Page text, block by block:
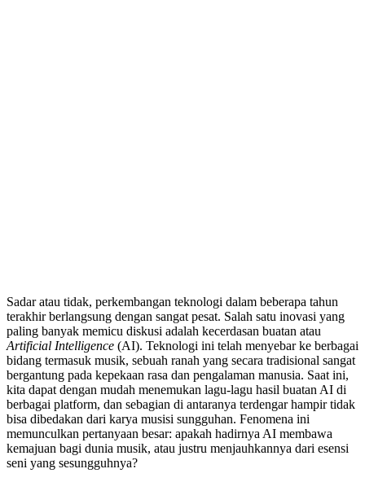
Sadar atau tidak, perkembangan teknologi dalam beberapa tahun
terakhir berlangsung dengan sangat pesat. Salah satu inovasi yang
paling banyak memicu diskusi adalah kecerdasan buatan atau
Artificial Intelligence (AI). Teknologi ini telah menyebar ke berbagai
bidang termasuk musik, sebuah ranah yang secara tradisional sangat
bergantung pada kepekaan rasa dan pengalaman manusia. Saat ini,
kita dapat dengan mudah menemukan lagu-lagu hasil buatan AI di
berbagai platform, dan sebagian di antaranya terdengar hampir tidak
bisa dibedakan dari karya musisi sungguhan. Fenomena ini
memunculkan pertanyaan besar: apakah hadirnya AI membawa
kemajuan bagi dunia musik, atau justru menjauhkannya dari esensi
seni yang sesungguhnya?